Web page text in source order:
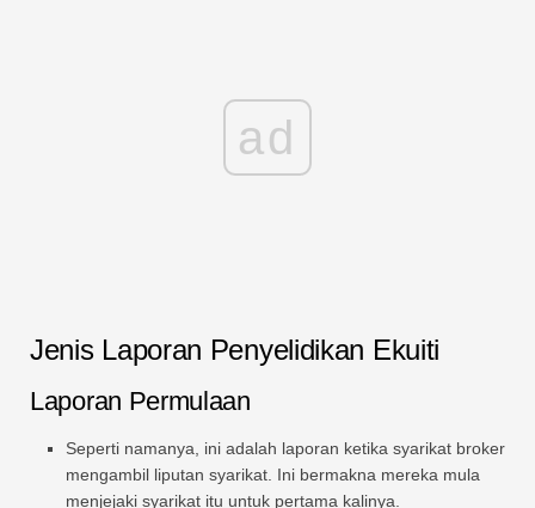
ad
Jenis Laporan Penyelidikan Ekuiti
Laporan Permulaan
Seperti namanya, ini adalah laporan ketika syarikat broker
mengambil liputan syarikat. Ini bermakna mereka mula
menjejaki syarikat itu untuk pertama kalinya.